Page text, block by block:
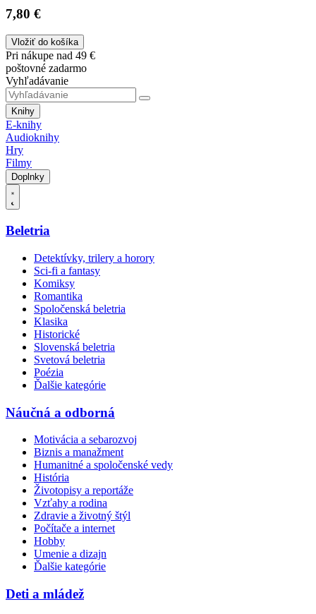
7,80 €
Vložiť do košíka
Pri nákupe nad 49 €
poštovné zadarmo
Vyhľadávanie
Knihy
E-knihy
Audioknihy
Hry
Filmy
Doplnky
Beletria
Detektívky, trilery a horory
Sci-fi a fantasy
Komiksy
Romantika
Spoločenská beletria
Klasika
Historické
Slovenská beletria
Svetová beletria
Poézia
Ďalšie kategórie
Náučná a odborná
Motivácia a sebarozvoj
Biznis a manažment
Humanitné a spoločenské vedy
História
Životopisy a reportáže
Vzťahy a rodina
Zdravie a životný štýl
Počítače a internet
Hobby
Umenie a dizajn
Ďalšie kategórie
Deti a mládež